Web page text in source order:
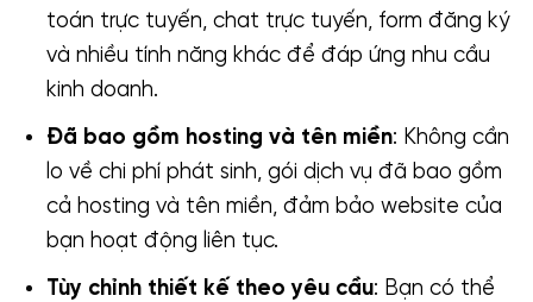
toán trực tuyến, chat trực tuyến, form đăng ký
và nhiều tính năng khác để đáp ứng nhu cầu
kinh doanh.
Đã bao gồm hosting và tên miền: Không cần
lo về chi phí phát sinh, gói dịch vụ đã bao gồm
cả hosting và tên miền, đảm bảo website của
bạn hoạt động liên tục.
Tùy chỉnh thiết kế theo yêu cầu: Bạn có thể